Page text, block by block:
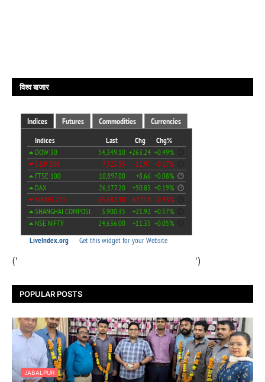
विश्व बाजार
(' ')
POPULAR POSTS
JABALPUR